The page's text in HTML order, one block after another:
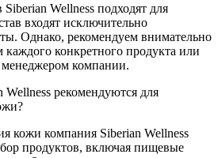
Wellness подходят для
входят исключительно
Однако, рекомендуем внимательно
каждого конкретного продукта или
менеджером компании.
рекомендуются для
кожи компания Siberian Wellness
продуктов, включая пищевые